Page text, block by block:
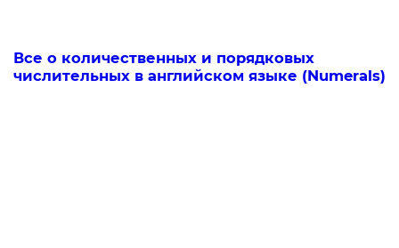
Все о количественных и порядковых
числительных в английском языке (Numerals)